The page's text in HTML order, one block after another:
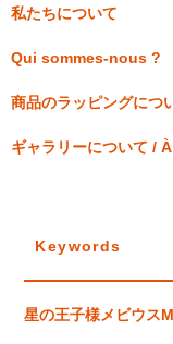
私たちについて
Qui sommes-nous ?
商品のラッピングにつ
ギャラリーについて /
Keywords
星の王子様メビウス